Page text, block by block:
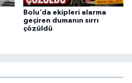
Bolu’da ekipleri alarma
geçiren dumanın sırrı
çözüldü